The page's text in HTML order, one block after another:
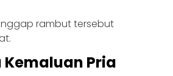
rambut tersebut
Kemaluan Pria